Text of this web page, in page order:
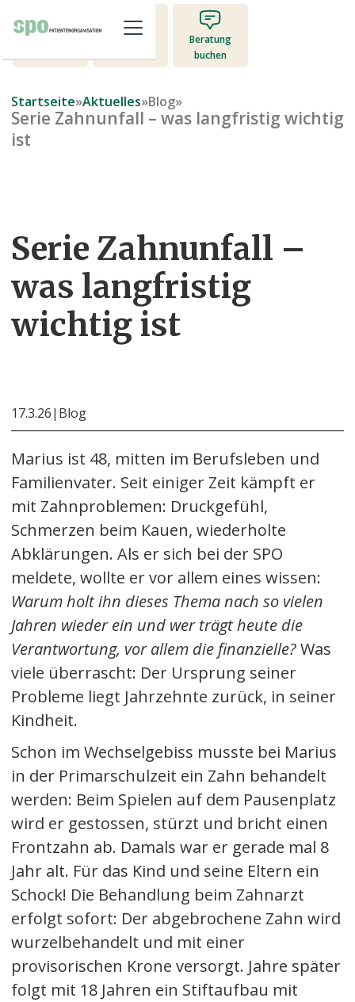
Startseite»Aktuelles»Blog»
Serie Zahnunfall – was langfristig wichtig
ist
Serie Zahnunfall –
was langfristig
wichtig ist
17.3.26| Blog
Marius ist 48, mitten im Berufsleben und
Familienvater. Seit einiger Zeit kämpft er
mit Zahnproblemen: Druckgefühl,
Schmerzen beim Kauen, wiederholte
Abklärungen. Als er sich bei der SPO
meldete, wollte er vor allem eines wissen:
Warum holt ihn dieses Thema nach so vielen
Jahren wieder ein und wer trägt heute die
Verantwortung, vor allem die finanzielle?Was
viele überrascht: Der Ursprung seiner
Probleme liegt Jahrzehnte zurück, in seiner
Kindheit.
Schon im Wechselgebiss musste bei Marius
in der Primarschulzeit ein Zahn behandelt
werden: Beim Spielen auf dem Pausenplatz
wird er gestossen, stürzt und bricht einen
Frontzahn ab. Damals war er gerade mal 8
Jahr alt. Für das Kind und seine Eltern ein
Schock! Die Behandlung beim Zahnarzt
erfolgt sofort: Der abgebrochene Zahn wird
wurzelbehandelt und mit einer
provisorischen Krone versorgt. Jahre später
folgt mit 18 Jahren ein Stiftaufbau mit
Mitglied
Beratung
buchen